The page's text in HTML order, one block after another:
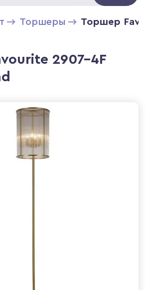
Торшеры Торшер
2907-4F